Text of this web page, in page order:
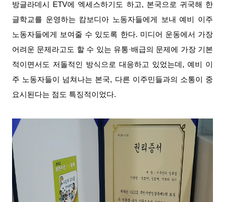
방글라데시 ETV에 엑세스하기도 하고, 본국으로 귀국해 한
글학교를 운영하는 캄보디아 노동자들에게 보내 예비 이주
노동자들에게 보여줄 수 있도록 한다. 미디어 운동에서 가장
어려운 문제라고도 할 수 있는 유통·배급의 문제에 가장 기본
적이면서도 저돌적인 방식으로 대응하고 있었는데, 예비 이
주 노동자들이 넘쳐나는 본국, 다른 이주민들과의 소통이 중
요시된다는 점도 특징적이었다.